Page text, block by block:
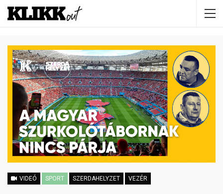
VIDEÓ SPORT SZERDAHELYZET VEZÉR